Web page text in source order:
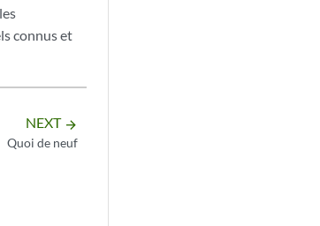
connus et
NEXT arrow_forward
Quoi de neuf